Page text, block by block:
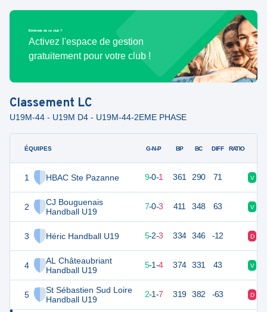
Bénévole de ce club ?
Activez l'espace de gestion
gratuitement pour votre club !
Classement LC
U19M-44 - U19M D4 - U19M-44-2EME PHASE
ÉQUIPES
1 HBAC Ste Pazanne
2
CJ Bouguenais
Handball U19
3 Héric Handball U19
4
AL Châteaubriant
Handball U19
5
St Sébastien Sud Loire
Handball U19
G-N-P BP BC DIFF RATIO
28 9-0-1 361 290 71 V
7-0-3 411 348 63 V
22 5-2-3 334 346 -12 D
21 5-1-4 374 331 43 V
15 10 2-1-7 319 382 -63 D